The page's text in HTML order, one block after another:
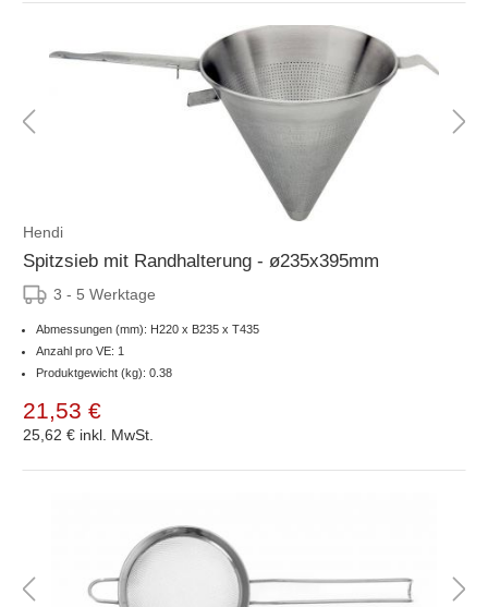
Hendi
Spitzsieb mit Randhalterung - ø235x395mm
3 - 5 Werktage
Abmessungen (mm): H220 x B235 x T435
Anzahl pro VE: 1
Produktgewicht (kg): 0.38
21,53 €
25,62 € inkl. MwSt.